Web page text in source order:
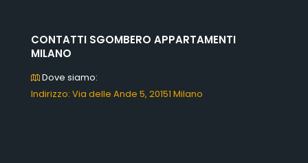
CONTATTI SGOMBERO APPARTAMENTI
MILANO
Dove siamo:
Indirizzo: Via delle Ande 5, 20151 Milano